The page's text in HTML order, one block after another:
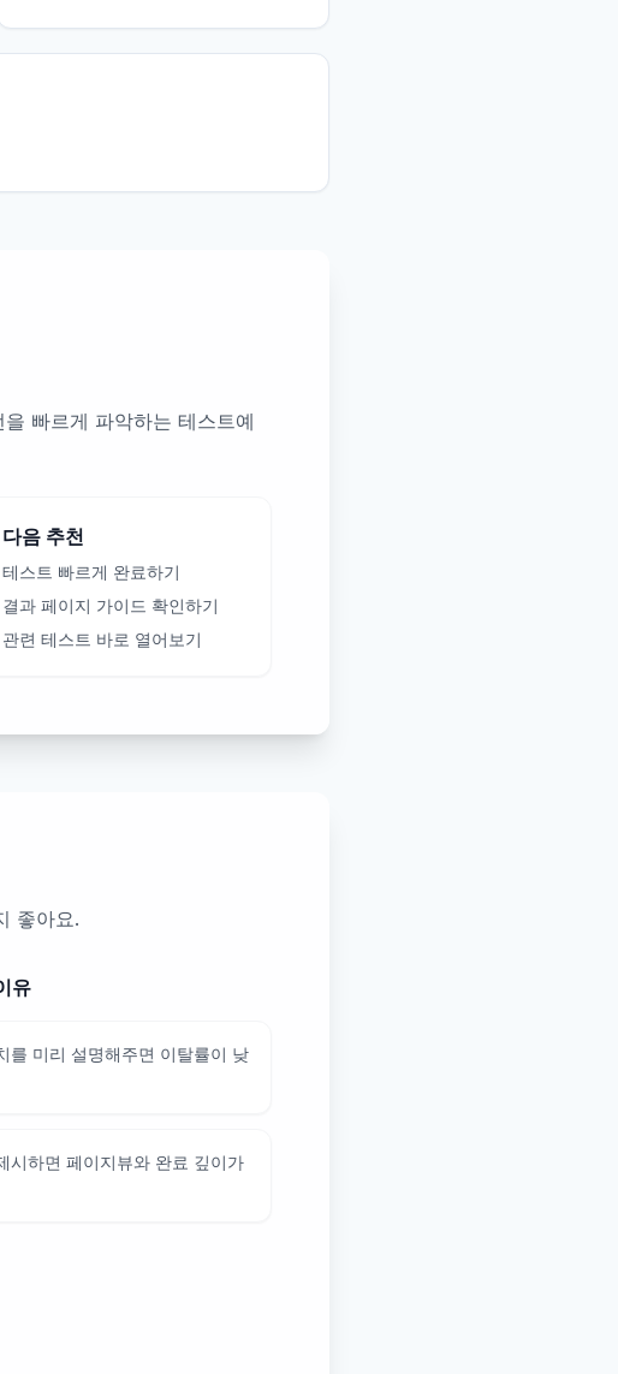
빠르게 파악하는 테스트예
다음 추천
테스트 빠르게 완료하기
결과 페이지 가이드 확인하기
관련 테스트 바로 열어보기
좋아요.
유
를 미리 설명해주면 이탈률이 낮
시하면 페이지뷰와 완료 깊이가